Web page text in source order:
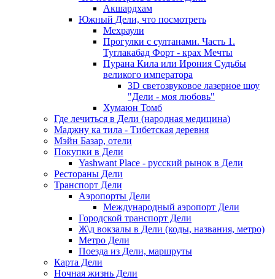
Акшардхам
Южный Дели, что посмотреть
Мехраули
Прогулки с султанами. Часть 1.
Туглакабад Форт - крах Мечты
Пурана Кила или Ирония Судьбы
великого императора
3D светозвуковое лазерное шоу
"Дели - моя любовь"
Хумаюн Томб
Где лечиться в Дели (народная медицина)
Маджну ка тила - Тибетская деревня
Мэйн Базар, отели
Покупки в Дели
Yashwant Place - русский рынок в Дели
Рестораны Дели
Транспорт Дели
Аэропорты Дели
Международный аэропорт Дели
Городской транспорт Дели
Ж\д вокзалы в Дели (коды, названия, метро)
Метро Дели
Поезда из Дели, маршруты
Карта Дели
Ночная жизнь Дели